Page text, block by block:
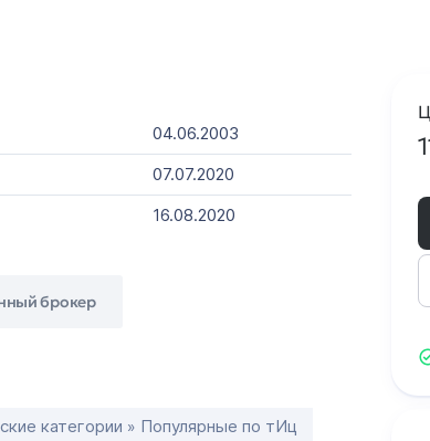
04.06.2003
07.07.2020
16.08.2020
брокер
категории » Популярные по тИц